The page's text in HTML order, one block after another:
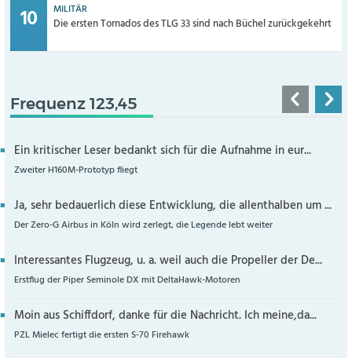
MILITÄR
Die ersten Tornados des TLG 33 sind nach Büchel zurückgekehrt
Frequenz 123,45
Ein kritischer Leser bedankt sich für die Aufnahme in eur...
Zweiter H160M-Prototyp fliegt
Ja, sehr bedauerlich diese Entwicklung, die allenthalben um ...
Der Zero-G Airbus in Köln wird zerlegt, die Legende lebt weiter
Interessantes Flugzeug, u. a. weil auch die Propeller der De...
Erstflug der Piper Seminole DX mit DeltaHawk-Motoren
Moin aus Schiffdorf, danke für die Nachricht. Ich meine,da...
PZL Mielec fertigt die ersten S-70 Firehawk